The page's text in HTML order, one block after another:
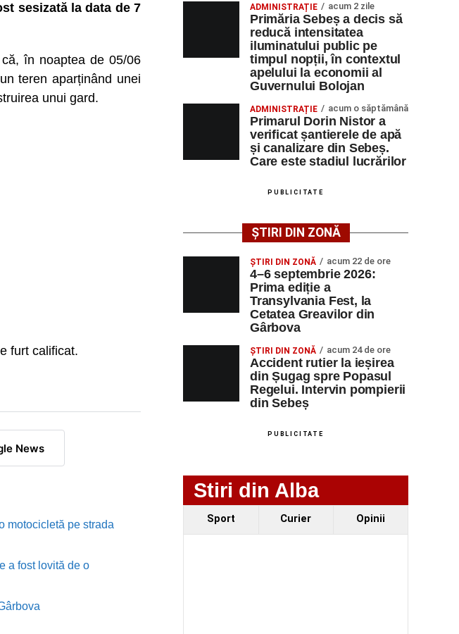
sesizată la data de 7
în noaptea de 05/06
teren aparținând unei
unui gard.
furt calificat.
News
motocicletă pe strada
a fost lovită de o
ADMINISTRAȚIE acum 2 zile
Primăria Sebeș a decis să
reducă intensitatea
iluminatului public pe
timpul nopții, în contextul
apelului la economii al
Guvernului Bolojan
ADMINISTRAȚIE acum o săptămână
Primarul Dorin Nistor a
verificat șantierele de apă
și canalizare din Sebeș.
Care este stadiul lucrărilor
PUBLICITATE
ȘTIRI DIN ZONĂ
ȘTIRI DIN ZONĂ acum 22 de ore
4–6 septembrie 2026:
Prima ediție a
Transylvania Fest, la
Cetatea Greavilor din
Gârbova
ȘTIRI DIN ZONĂ acum 24 de ore
Accident rutier la ieșirea
din Șugag spre Popasul
Regelui. Intervin pompierii
din Sebeș
PUBLICITATE
Stiri din Alba
Sport Curier Opinii